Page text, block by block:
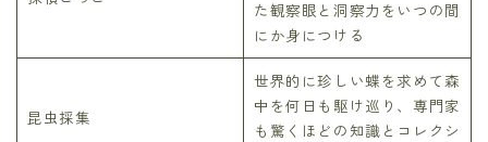
た観察眼と洞察力をいつの間
にか身につける
昆虫採集
世界的に珍しい蝶を求めて森
中を何日も駆け巡り、専門家
も驚くほどの知識とコレクシ